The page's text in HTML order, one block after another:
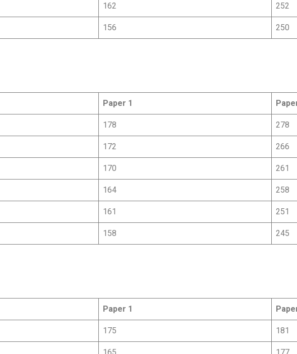
162 252
156 250
Paper 1
178 278
172 266
170 261
164 258
161 251
158 245
Paper 1
175 181